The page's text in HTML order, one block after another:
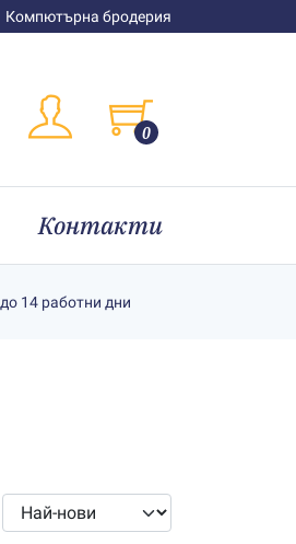
Компютърна бродерия
0
Контакти
14 работни дни